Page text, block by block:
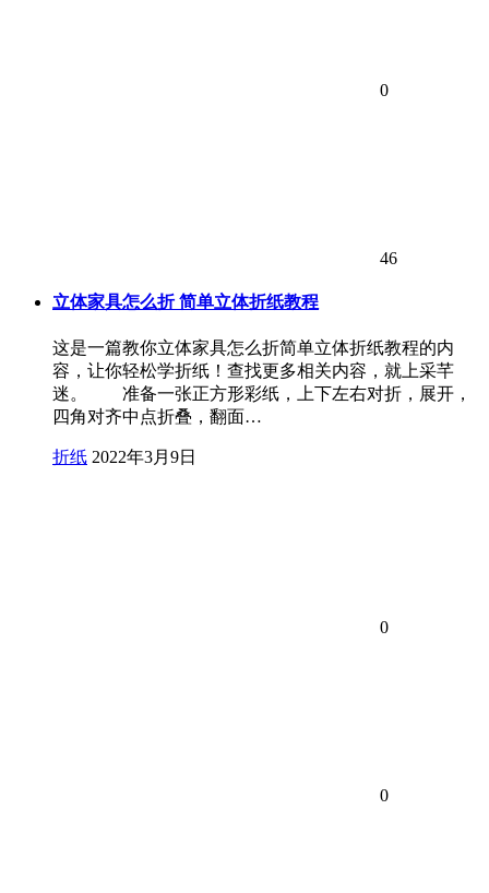
0
46
立体家具怎么折 简单立体折纸教程
这是一篇教你立体家具怎么折简单立体折纸教程的内
容，让你轻松学折纸！查找更多相关内容，就上采芊
迷。 准备一张正方形彩纸，上下左右对折，展开，
四角对齐中点折叠，翻面…
折纸 2022年3月9日
0
0